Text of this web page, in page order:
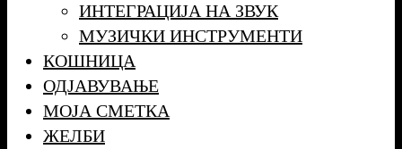
ИНТЕГРАЦИЈА НА ЗВУК
МУЗИЧКИ ИНСТРУМЕНТИ
КОШНИЦА
ОДЈАВУВАЊЕ
МОЈА СМЕТКА
ЖЕЛБИ